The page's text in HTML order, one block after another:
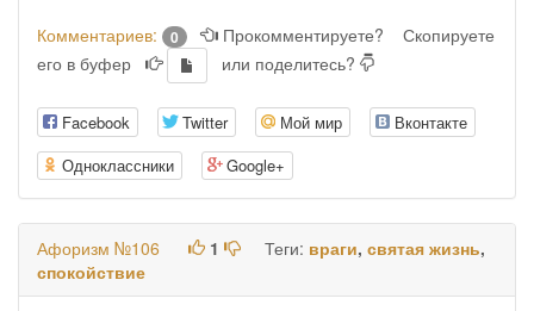
Комментариев: 0 Прокомментируете?
Скопируете
его в буфер
или поделитесь?
Facebook Twitter Мой мир
Вконтакте
Одноклассники
Google+
Афоризм №106 1 Теги: враги, святая жизнь,
спокойствие